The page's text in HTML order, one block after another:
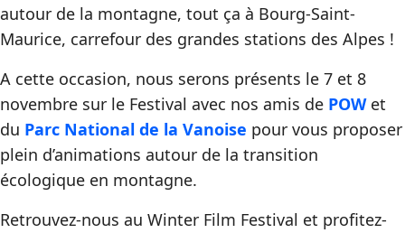
autour de la montagne, tout ça à Bourg-Saint-
Maurice, carrefour des grandes stations des Alpes !
A cette occasion, nous serons présents le 7 et 8
novembre sur le Festival avec nos amis de POWet
du Parc National de la Vanoise pour vous proposer
plein d’animations autour de la transition
écologique en montagne.
Retrouvez-nous au Winter Film Festival et profitez-